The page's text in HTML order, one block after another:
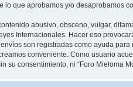
lo que aprobamos y/o desaprobamos
abusivo, obsceno, vulgar,
Internacionales. Hacer eso
son registradas como ayuda
conveniente. Como usuario
su consentimiento, ni “Foro Mieloma